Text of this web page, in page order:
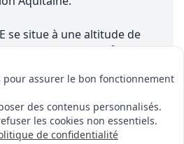
se situe à une altitude de
de 5.34 km², porte
pour assurer le bon fonctionnement
des contenus personnalisés.
les cookies non essentiels.
de confidentialité